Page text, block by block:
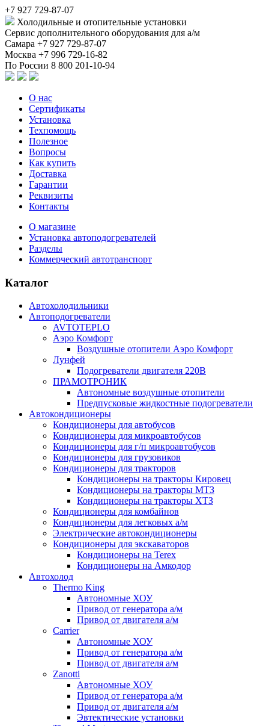
+7 927 729-87-07
Холодильные и отопительные установки
Сервис дополнительного оборудования для а/м
Самара +7 927 729-87-07
Москва +7 996 729-16-82
По России 8 800 201-10-94
О нас
Сертификаты
Установка
Техпомощь
Полезное
Вопросы
Как купить
Доставка
Гарантии
Реквизиты
Контакты
О магазине
Установка автоподогревателей
Разделы
Коммерческий автотранспорт
Каталог
Автохолодильники
Автоподогреватели
AVTOTEPLO
Аэро Комфорт
Воздушные отопители Аэро Комфорт
Лунфей
Подогреватели двигателя 220В
ПРАМОТРОНИК
Автономные воздушные отопители
Предпусковые жидкостные подогреватели
Автокондиционеры
Кондиционеры для автобусов
Кондиционеры для микроавтобусов
Кондиционеры для г/п микроавтобусов
Кондиционеры для грузовиков
Кондиционеры для тракторов
Кондиционеры на тракторы Кировец
Кондиционеры на тракторы МТЗ
Кондиционеры на тракторы ХТЗ
Кондиционеры для комбайнов
Кондиционеры для легковых а/м
Электрические автокондиционеры
Кондиционеры для экскаваторов
Кондиционеры на Terex
Кондиционеры на Амкодор
Автохолод
Thermo King
Автономные ХОУ
Привод от генератора а/м
Привод от двигателя а/м
Carrier
Автономные ХОУ
Привод от генератора а/м
Привод от двигателя а/м
Zanotti
Автономные ХОУ
Привод от генератора а/м
Привод от двигателя а/м
Эвтектические установки